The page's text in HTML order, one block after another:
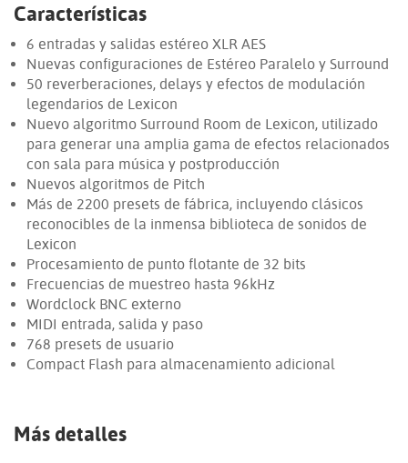
Características
6 entradas y salidas estéreo XLR AES
Nuevas configuraciones de Estéreo Paralelo y Surround
50 reverberaciones, delays y efectos de modulación
legendarios de Lexicon
Nuevo algoritmo Surround Room de Lexicon, utilizado
para generar una amplia gama de efectos relacionados
con sala para música y postproducción
Nuevos algoritmos de Pitch
Más de 2200 presets de fábrica, incluyendo clásicos
reconocibles de la inmensa biblioteca de sonidos de
Lexicon
Procesamiento de punto flotante de 32 bits
Frecuencias de muestreo hasta 96kHz
Wordclock BNC externo
MIDI entrada, salida y paso
768 presets de usuario
Compact Flash para almacenamiento adicional
Más detalles